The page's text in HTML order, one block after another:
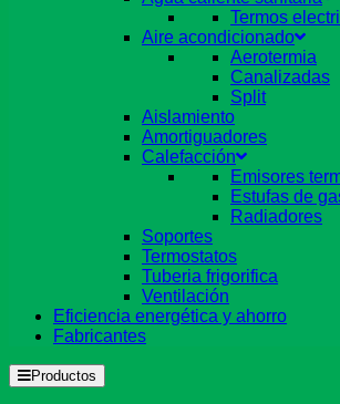
Termos
Aire acondicionado
Aerotermia
Canalizadas
Split
Aislamiento
Amortiguadores
Calefacción
Emisores
Estufas de
Radiadores
Soportes
Termostatos
Tuberia frigorifica
Ventilación
Eficiencia energética y ahorro
Fabricantes
Productos